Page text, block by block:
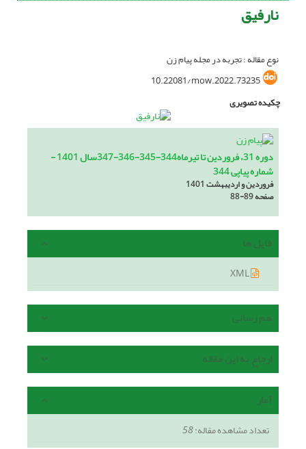
نارفیق
نوع مقاله : تجربه در مجله پیام زن
10.22081/mow.2022.73235
چکیده تصویری
دوره 31، فروردین تا تیرماه344-345-346-347سال 1401 -
شماره پیاپی 344
فروردین و اردیبهشت 1401
صفحه88-89
فایل ها
هم رسانی
ارجاع به این مقاله
آمار
تعداد مشاهده مقاله:58